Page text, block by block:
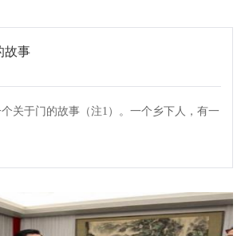
故事
于门的故事（注1）。一个乡下人，有一